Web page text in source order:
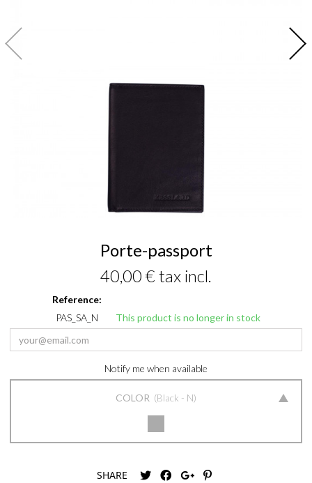
Porte-passport
40,00 € tax incl.
Reference:
PAS_SA_N
This product is no longer in stock
Notify me when available
COLOR Black - N
SHARE